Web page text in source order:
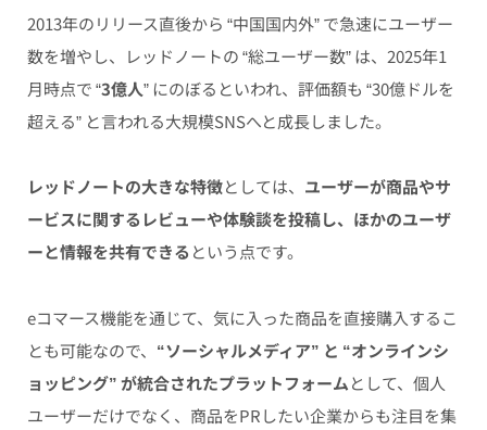
2013年のリリース直後から “中国国内外” で急速にユーザー
数を増やし、レッドノートの “総ユーザー数” は、2025年1
月時点で “3億人” にのぼるといわれ、評価額も “30億ドルを
超える” と言われる大規模SNSへと成長しました。
レッドノートの大きな特徴としては、 ユーザーが商品やサ
ービスに関するレビューや体験談を投稿し、ほかのユーザ
ーと情報を共有できる という点です。
eコマース機能を通じて、気に入った商品を直接購入するこ
とも可能なので、 “ソーシャルメディア” と “オンラインシ
ョッピング” が統合されたプラットフォームとして、個人
ユーザーだけでなく、商品をPRしたい企業からも注目を集